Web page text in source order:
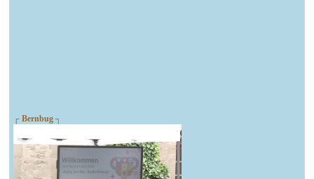
┌ Bernbug ┐